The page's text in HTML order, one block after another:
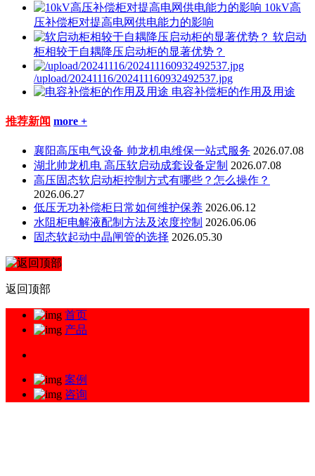
10kV高
压补偿柜对提高电网供电能力的影响
软启动
柜相较于自耦降压启动柜的显著优势？
/upload/20241116/202411160932492537.jpg
电容补偿柜的作用及用途
推荐新闻 more +
襄阳高压电气设备 帅龙机电维保一站式服务 2026.07.08
湖北帅龙机电 高压软启动成套设备定制 2026.07.08
高压固态软启动柜控制方式有哪些？怎么操作？
2026.06.27
低压无功补偿柜日常如何维护保养 2026.06.12
水阻柜电解液配制方法及浓度控制 2026.06.06
固态软起动中晶闸管的选择 2026.05.30
返回顶部
首页
产品
案例
咨询